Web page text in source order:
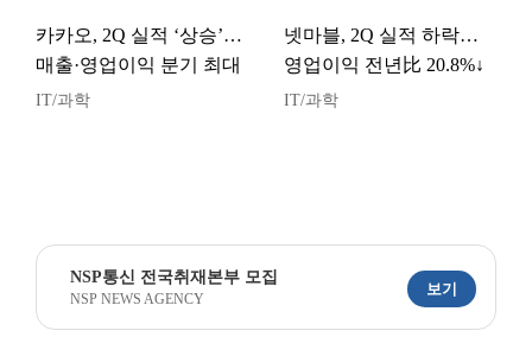
카카오, 2Q 실적 ‘상승’…
매출·영업이익 분기 최대
IT/과학
넷마블, 2Q 실적 하락…
영업이익 전년比 20.8%↓
IT/과학
NSP통신 전국취재본부 모집
NSP NEWS AGENCY
보기